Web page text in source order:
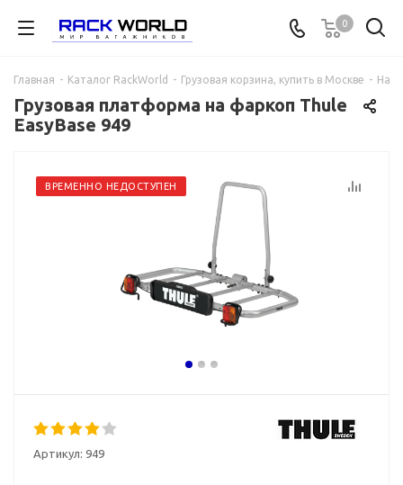
0
Главная - Каталог RackWorld - Грузовая корзина, купить в Москве - На
Грузовая платформа на фаркоп Thule
EasyBase 949
ВРЕМЕННО НЕДОСТУПЕН
Артикул: 949